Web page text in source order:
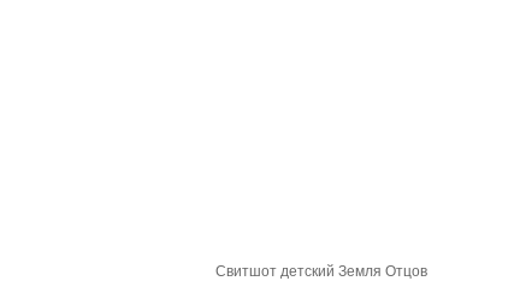
Свитшот детский Земля Отцов